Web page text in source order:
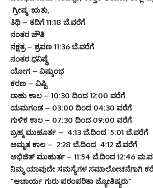
ಗ್ರೀಷ್ಮ ಋತು,
ತಿಥಿ – ತದಿಗೆ 11:18 ಬೆ.ವರೆಗೆ
ನಂತರ ಚೌತಿ
ನಕ್ಷತ್ರ – ಶ್ರವಣ 11:36 ಬೆ.ವರೆಗೆ
ನಂತರ ಧನಿಷ್ಥೆ
ಯೋಗ – ವಿಷ್ಕುಂಭ
ಕರಣ – ವಿಷ್ಟಿ
ರಾಹು ಕಾಲ – 10:30 ದಿಂದ 12:00 ವರೆಗೆ
ಯಮಗಂಡ – 03:00 ದಿಂದ 04:30 ವರೆಗೆ
ಗುಳಿಕ ಕಾಲ – 07:30 ದಿಂದ 09:00 ವರೆಗೆ
ಬ್ರಹ್ಮ ಮುಹೂರ್ತ – 4:13 ಬೆ.ದಿಂದ 5:01 ಬೆ.ವರೆಗೆ
ಅಮೃತ ಕಾಲ – 2:28 ಬೆ.ದಿಂದ 4:12 ಬೆ.ವರೆಗೆ
ಅಭಿಜಿತ್ ಮುಹುರ್ತ – 11:54 ಬೆ.ದಿಂದ 12:46
ನಿಮ್ಮ ಯಾವುದೇ ಸಮಸ್ಯೆಗಳ ಸಮಾಲೋಚನೆಗಾಗಿ
“ಆಚಾರ್ಯ ಗುರು ಪರಂಪರಿತಾ ಜ್ಯೋತಿಷ್ಯರು”